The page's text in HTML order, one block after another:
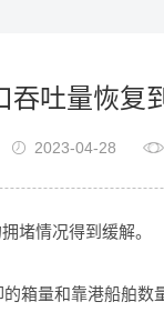
吞吐量恢复
2023-04-28
堵情况得到缓解。
量和靠港船舶数